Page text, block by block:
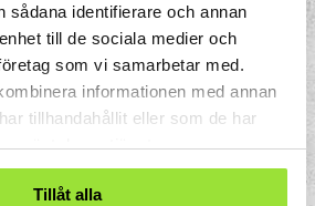
sådana identifierare och annan
till de sociala medier och
som vi samarbetar med.
informationen med annan
tillhandahållit eller som de har
deras tjänster.
Tillåt alla
Storgatan 33
Box 633
27 Södertälje